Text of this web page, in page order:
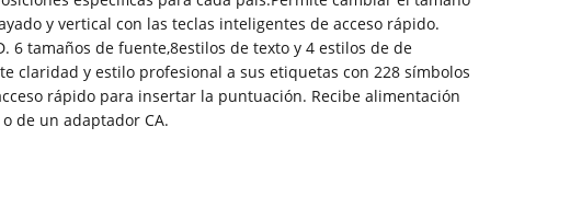
y vertical con las teclas inteligentes de acceso rápido.
6 tamaños de fuente,8estilos de texto y 4 estilos de de
claridad y estilo profesional a sus etiquetas con 228 símbolos
rápido para insertar la puntuación. Recibe alimentación
de un adaptador CA.